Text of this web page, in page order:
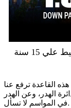
القاعدة ترفع عنا
الهدر، وعن الهدر
في المواسم لا تسأل.